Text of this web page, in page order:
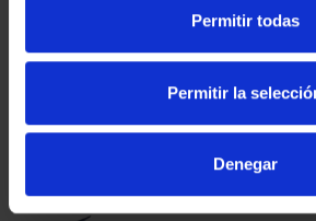
Permitir todas
Permitir la
Denegar
PROVINCIA 3
registrados